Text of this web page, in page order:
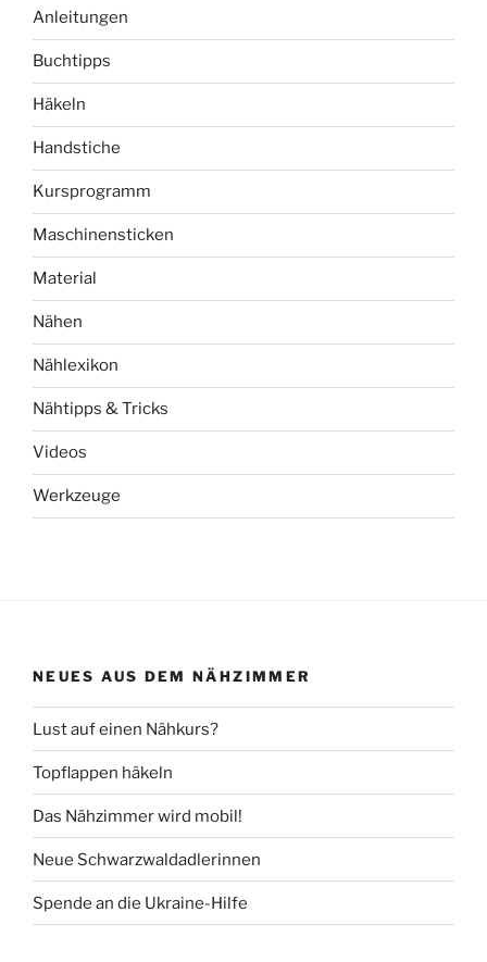
Anleitungen
Buchtipps
Häkeln
Handstiche
Kursprogramm
Maschinensticken
Material
Nähen
Nählexikon
Nähtipps & Tricks
Videos
Werkzeuge
NEUES AUS DEM NÄHZIMMER
Lust auf einen Nähkurs?
Topflappen häkeln
Das Nähzimmer wird mobil!
Neue Schwarzwaldadlerinnen
Spende an die Ukraine-Hilfe